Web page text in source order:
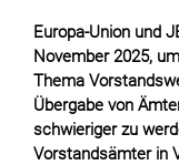
Europa-Union und
November 2025,
Thema
Übergabe von
schwieriger zu
Vorstandsämter in